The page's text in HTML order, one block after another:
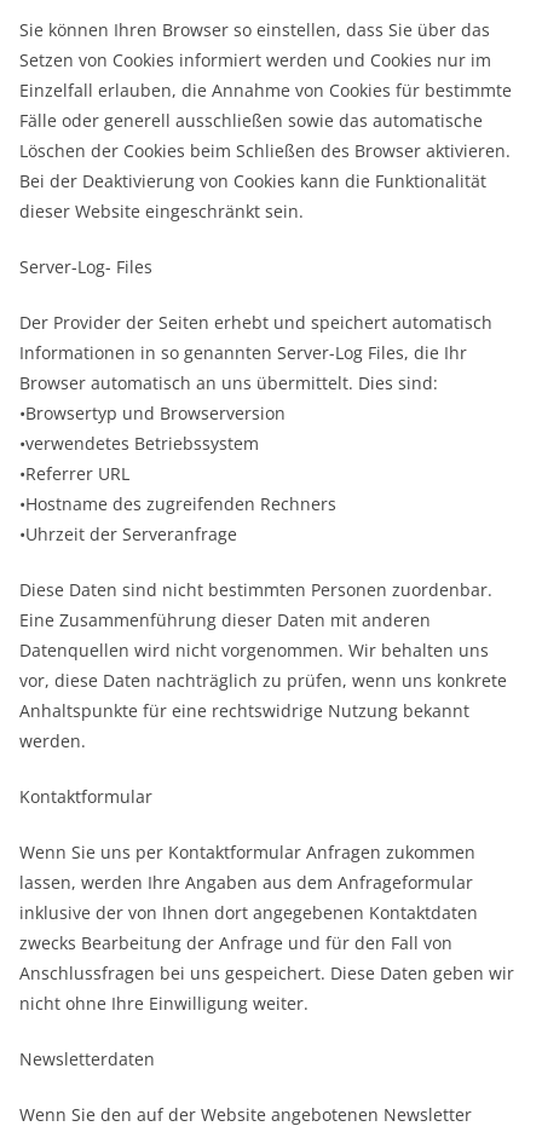
Sie können Ihren Browser so einstellen, dass Sie über das
Setzen von Cookies informiert werden und Cookies nur im
Einzelfall erlauben, die Annahme von Cookies für bestimmte
Fälle oder generell ausschließen sowie das automatische
Löschen der Cookies beim Schließen des Browser aktivieren.
Bei der Deaktivierung von Cookies kann die Funktionalität
dieser Website eingeschränkt sein.
Server-Log- Files
Der Provider der Seiten erhebt und speichert automatisch
Informationen in so genannten Server-Log Files, die Ihr
Browser automatisch an uns übermittelt. Dies sind:
•Browsertyp und Browserversion
•verwendetes Betriebssystem
•Referrer URL
•Hostname des zugreifenden Rechners
•Uhrzeit der Serveranfrage
Diese Daten sind nicht bestimmten Personen zuordenbar.
Eine Zusammenführung dieser Daten mit anderen
Datenquellen wird nicht vorgenommen. Wir behalten uns
vor, diese Daten nachträglich zu prüfen, wenn uns konkrete
Anhaltspunkte für eine rechtswidrige Nutzung bekannt
werden.
Kontaktformular
Wenn Sie uns per Kontaktformular Anfragen zukommen
lassen, werden Ihre Angaben aus dem Anfrageformular
inklusive der von Ihnen dort angegebenen Kontaktdaten
zwecks Bearbeitung der Anfrage und für den Fall von
Anschlussfragen bei uns gespeichert. Diese Daten geben wir
nicht ohne Ihre Einwilligung weiter.
Newsletterdaten
Wenn Sie den auf der Website angebotenen Newsletter